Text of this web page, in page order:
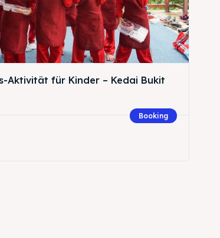
Aktivität für Kinder – Kedai Bukit
Booking